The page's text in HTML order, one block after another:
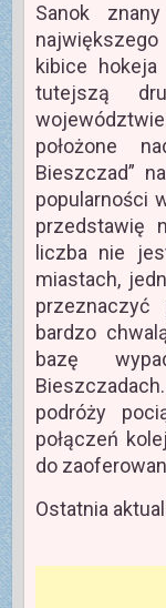
Sanok
kibice
tutejszą
położone
Bieszczad”
popularności
przedstawię
liczba nie
miastach,
przeznaczyć
bardzo
bazę
podróży
połączeń
do
Ostatnia